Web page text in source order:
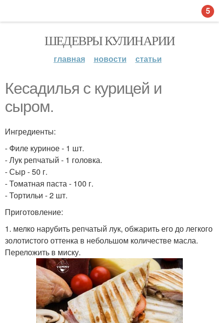
ШЕДЕВРЫ КУЛИНАРИИ
главная новости статьи
Кесадилья с курицей и
сыром.
Ингредиенты:
- Филе куриное - 1 шт.
- Лук репчатый - 1 головка.
- Сыр - 50 г.
- Томатная паста - 100 г.
- Тортильи - 2 шт.
Приготовление:
1. мелко нарубить репчатый лук, обжарить его до легкого
золотистого оттенка в небольшом количестве масла.
Переложить в миску.
5